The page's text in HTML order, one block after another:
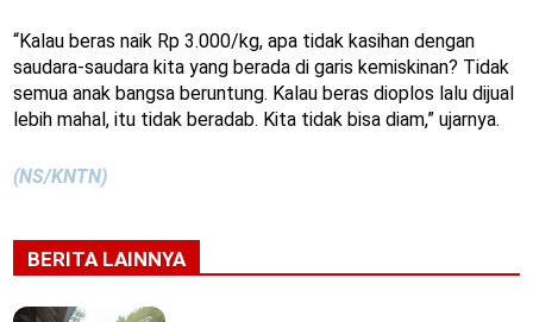
“Kalau beras naik Rp 3.000/kg, apa tidak kasihan dengan
saudara-saudara kita yang berada di garis kemiskinan? Tidak
semua anak bangsa beruntung. Kalau beras dioplos lalu dijual
lebih mahal, itu tidak beradab. Kita tidak bisa diam,” ujarnya.
(NS/KNTN)
BERITA LAINNYA